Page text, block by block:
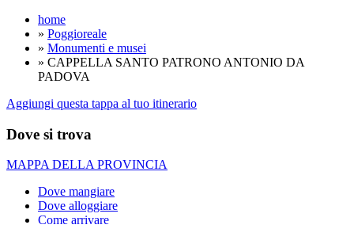
home
» Poggioreale
» Monumenti e musei
» CAPPELLA SANTO PATRONO ANTONIO DA
PADOVA
Aggiungi questa tappa al tuo itinerario
Dove si trova
MAPPA DELLA PROVINCIA
Dove mangiare
Dove alloggiare
Come arrivare